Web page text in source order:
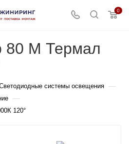
0
M Термал
системы освещения —
—
120°